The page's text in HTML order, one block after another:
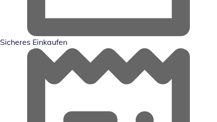
Sicheres Einkaufen